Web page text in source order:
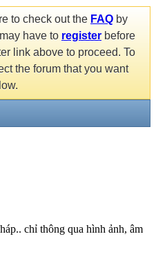
to check out the FAQ by
have to register before
link above to proceed. To
the forum that you want
chỉ thông qua hình ảnh, âm